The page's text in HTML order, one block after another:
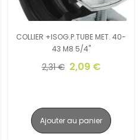
COLLIER +ISOG.P.TUBE MET. 40-
43 M8 5/4"
2,31 € 2,09 €
Ajouter au panier